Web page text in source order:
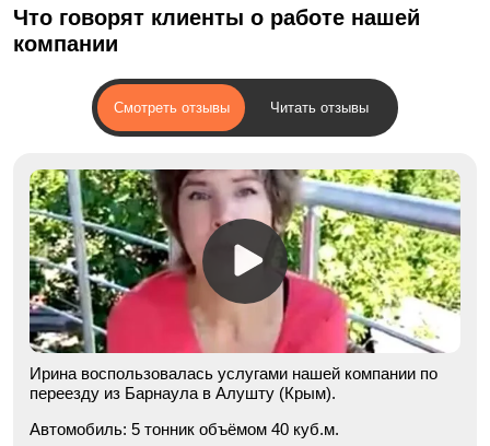
Что говорят клиенты о работе нашей
компании
Смотреть отзывы Читать отзывы
Ирина воспользовалась услугами нашей компании по
переезду из Барнаула в Алушту (Крым).
Автомобиль: 5 тонник объёмом 40 куб.м.